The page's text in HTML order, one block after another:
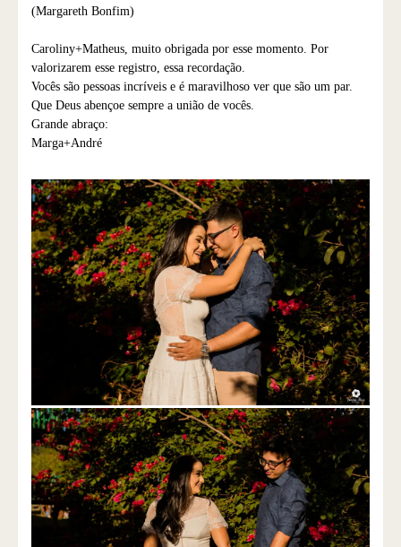
(Margareth Bonfim)
Caroliny+Matheus, muito obrigada por esse momento. Por
valorizarem esse registro, essa recordação.
Vocês são pessoas incríveis e é maravilhoso ver que são um par.
Que Deus abençoe sempre a união de vocês.
Grande abraço:
Marga+André